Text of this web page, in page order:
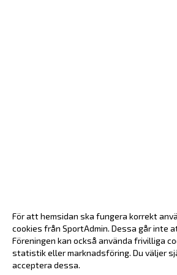
För att hemsidan ska fungera korrekt
cookies från SportAdmin. Dessa går inte
Föreningen kan också använda frivilliga
statistik eller marknadsföring. Du väljer
acceptera dessa.